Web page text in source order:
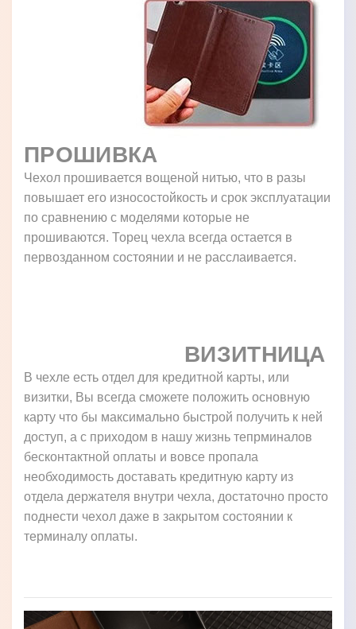
ПРОШИВКА
Чехол прошивается вощеной нитью, что в разы
повышает его износостойкость и срок эксплуатации
по сравнению с моделями которые не
прошиваются. Торец чехла всегда остается в
первозданном состоянии и не расслаивается.
ВИЗИТНИЦА
В чехле есть отдел для кредитной карты, или
визитки, Вы всегда сможете положить основную
карту что бы максимально быстрой получить к ней
доступ, а с приходом в нашу жизнь тепрминалов
бесконтактной оплаты и вовсе пропала
необходимость доставать кредитную карту из
отдела держателя внутри чехла, достаточно просто
поднести чехол даже в закрытом состоянии к
терминалу оплаты.